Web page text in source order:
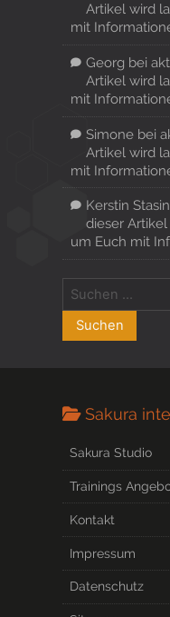
Artikel wird
mit
Georg bei
Artikel wird
mit
Simonebei
Artikel wird
mit
Kerstin
dieser
um Euch mit
Sakura
Sakura Studio
Trainings
Kontakt
Impressum
Datenschutz